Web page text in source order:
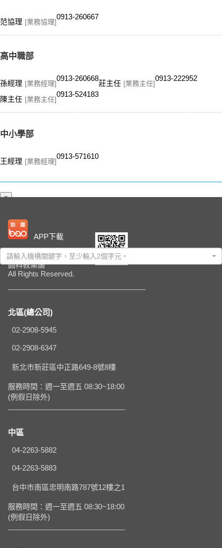
范協理 [業務協理]
0913-260667
高中職部
孫經理 [業務經理]
0913-260668
莊主任 [業務主任]
0913-222952
陳主任 [業務主任]
0913-524183
中小學部
王經理 [業務經理]
0913-571610
APP下載
Copyright© 2022 勁
園科教集團
All Rights Reserved.
北區(總公司)
02-2908-5945
02-2908-6347
新北市新莊區中正路649-8號8樓
服務時間：週一至週五 08:30~18:00
(例假日除外)
中區
04-2263-5882
04-2263-5883
台中市南區忠明南路787號12樓之1
服務時間：週一至週五 08:30~18:00
(例假日除外)
×
查詢服務窗口
請輸入機構關鍵字，至少輸入2個字元。